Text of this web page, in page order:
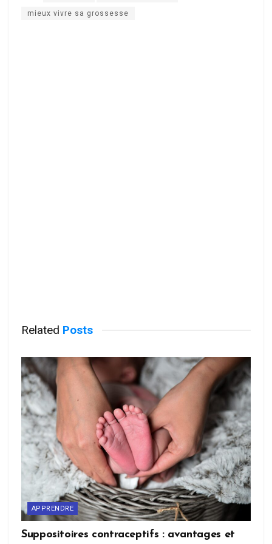
mieux vivre sa grossesse
Related Posts
APPRENDRE
Suppositoires contraceptifs : avantages et